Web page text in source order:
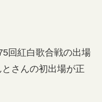
回紅白歌合戦の出場
さんの初出場が正